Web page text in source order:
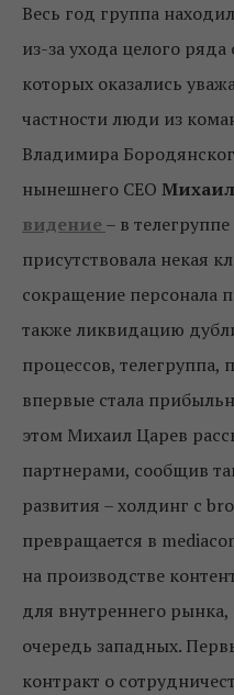
Весь год группа
из-за ухода целого
которых оказались
частности люди из
Владимира
нынешнего СЕО
видение – в
присутствовала некая
сокращение персонала
также ликвидацию
процессов, телегруппа,
впервые стала
этом Михаил Царев
партнерами, сообщив
развития – холдинг с
превращается в
на производстве
для внутреннего
очередь западных.
контракт о